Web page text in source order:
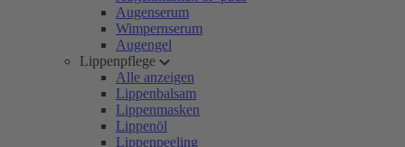
Augenserum
Wimpernserum
Augengel
Lippenpflege
Alle anzeigen
Lippenbalsam
Lippenmasken
Lippenöl
Lippenpeeling